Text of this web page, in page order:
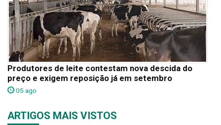
Produtores de leite contestam nova descida do
preço e exigem reposição já em setembro
05 ago
ARTIGOS MAIS VISTOS